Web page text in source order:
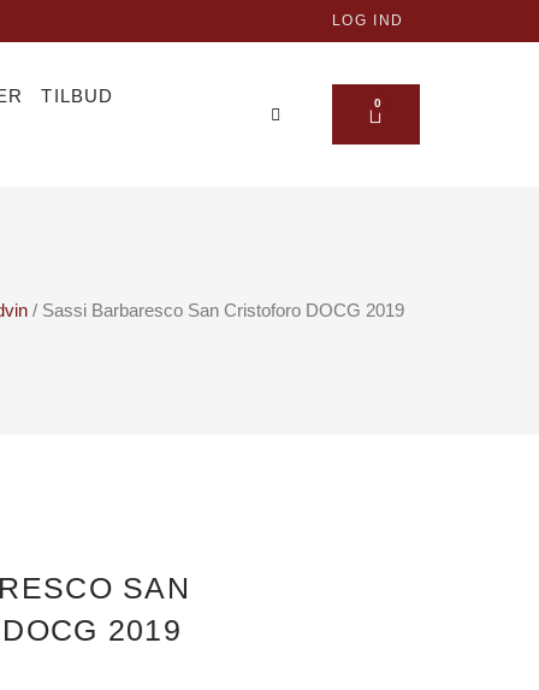
LOG IND
TILBUD 0
KURV
/ Sassi Barbaresco San Cristoforo DOCG 2019
SAN
2019